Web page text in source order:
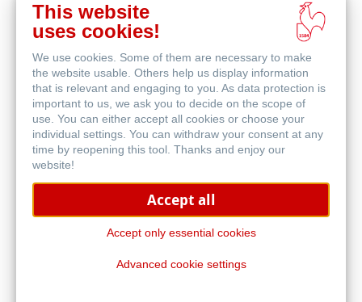
acheter
en
ligne
This website
uses cookies!
We use cookies. Some of them are necessary to make
the website usable. Others help us display information
that is relevant and engaging to you. As data protection is
important to us, we ask you to decide on the scope of
use. You can either accept all cookies or choose your
individual settings. You can withdraw your consent at any
time by reopening this tool. Thanks and enjoy our
website!
Accept all
Accept only essential cookies
Advanced cookie settings